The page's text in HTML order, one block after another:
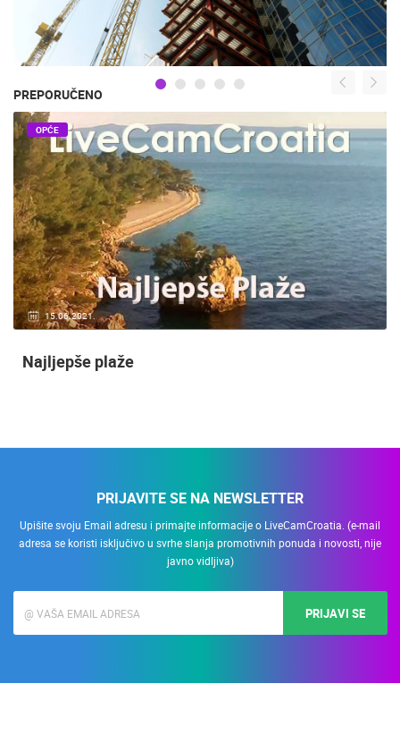
PREPORUČENO
15.06.2021.
OPĆE
Najljepše plaže
PRIJAVITE SE NA NEWSLETTER
Upišite svoju Email adresu i primajte informacije o LiveCamCroatia. (e-mail
adresa se koristi isključivo u svrhe slanja promotivnih ponuda i novosti, nije
javno vidljiva)
PRIJAVI SE